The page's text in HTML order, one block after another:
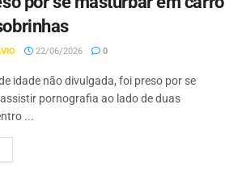
22/06/2026 0
idade não divulgada, foi preso por se
pornografia ao lado de duas
...